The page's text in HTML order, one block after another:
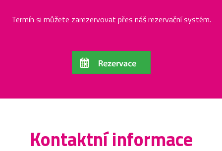
Termín si můžete zarezervovat přes náš rezervační systém.
Kontaktní informace